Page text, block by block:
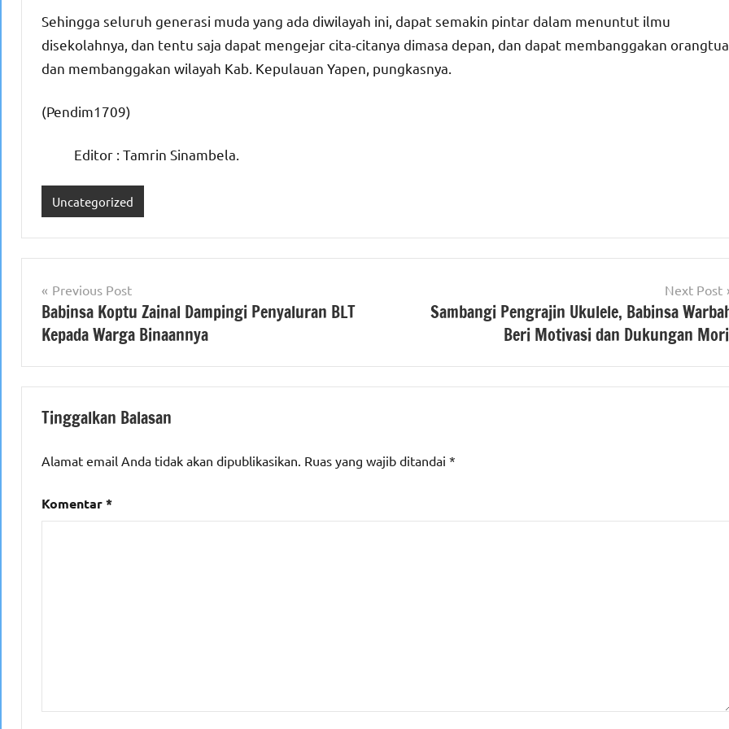
Sehingga seluruh generasi muda yang ada diwilayah ini, dapat semakin pintar dalam menuntut ilmu
disekolahnya, dan tentu saja dapat mengejar cita-citanya dimasa depan, dan dapat membanggakan orangtua
dan membanggakan wilayah Kab. Kepulauan Yapen, pungkasnya.
(Pendim1709)
Editor : Tamrin Sinambela.
Uncategorized
Navigasi
pos
Previous Post
Babinsa Koptu Zainal Dampingi Penyaluran BLT
Kepada Warga Binaannya
Next Post
Sambangi Pengrajin Ukulele, Babinsa
Beri Motivasi dan Dukungan
Tinggalkan Balasan
Alamat email Anda tidak akan dipublikasikan. Ruas yang wajib ditandai *
Komentar*